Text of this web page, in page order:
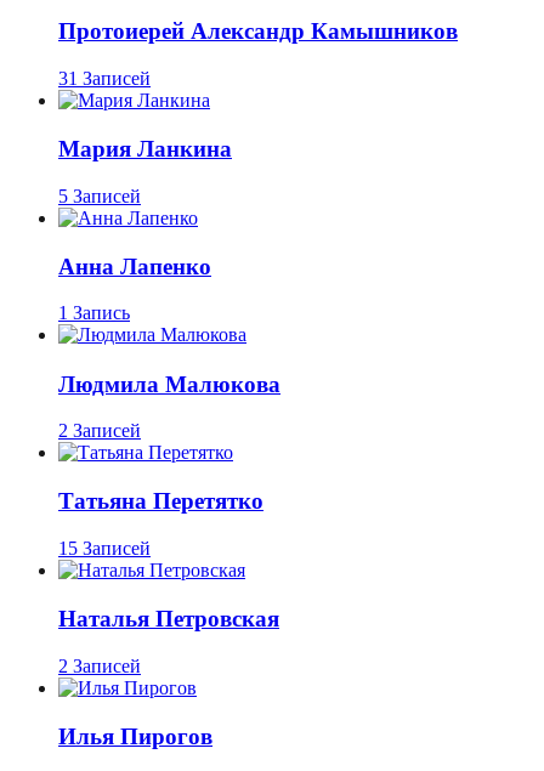
Протоиерей Александр Камышников
31 Записей
Мария Ланкина
5 Записей
Анна Лапенко
1 Запись
Людмила Малюкова
2 Записей
Татьяна Перетятко
15 Записей
Наталья Петровская
2 Записей
Илья Пирогов